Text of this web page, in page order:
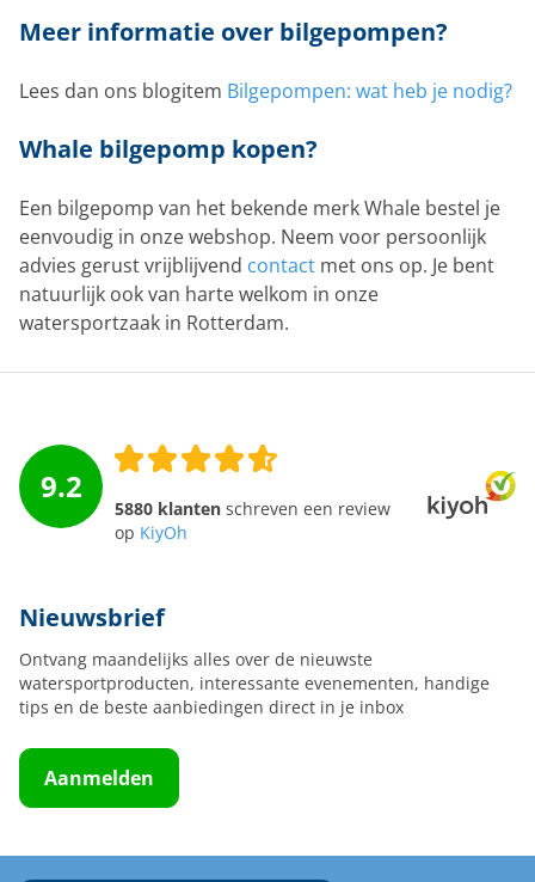
Meer informatie over bilgepompen?
Lees dan ons blogitem Bilgepompen: wat heb je nodig?
Whale bilgepomp kopen?
Een bilgepomp van het bekende merk Whale bestel je
eenvoudig in onze webshop. Neem voor persoonlijk
advies gerust vrijblijvend contact met ons op. Je bent
natuurlijk ook van harte welkom in onze
watersportzaak in Rotterdam.
9.2
5880 klanten schreven een review
op KiyOh
Nieuwsbrief
Ontvang maandelijks alles over de nieuwste
watersportproducten, interessante evenementen, handige
tips en de beste aanbiedingen direct in je inbox
Aanmelden